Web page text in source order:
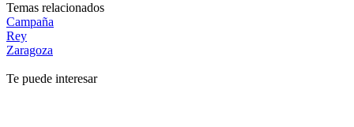
Temas relacionados
Campaña
Rey
Zaragoza
Te puede interesar